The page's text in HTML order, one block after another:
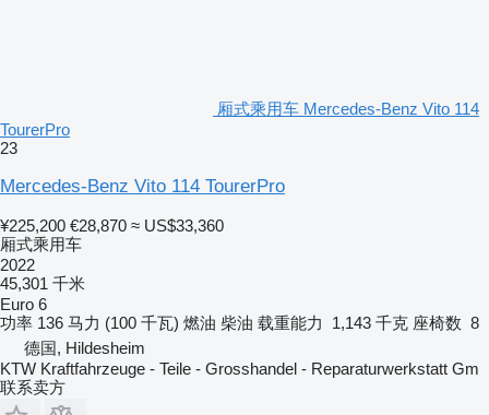
厢式乘用车 Mercedes-Benz Vito 114
TourerPro
23
Mercedes-Benz Vito 114 TourerPro
¥225,200 €28,870 ≈ US$33,360
厢式乘用车
2022
45,301 千米
Euro 6
功率 136 马力 (100 千瓦) 燃油 柴油 载重能力 1,143 千克 座椅数 8
德国, Hildesheim
KTW Kraftfahrzeuge - Teile - Grosshandel - Reparaturwerkstatt Gm
联系卖方